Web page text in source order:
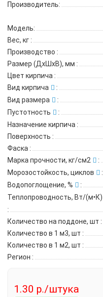
Производитель:
Модель:
Вес, кг :
Производство :
Размер (ДхШхВ), мм :
Цвет кирпича :
Вид кирпича
:
Вид размера
:
Пустотность
:
Назначение кирпича :
Поверхность :
Фаска :
Марка прочности, кг/см2
:
Морозостойкость, циклов
:
Водопоглощение, %
:
Теплопроводность, Вт/(м•К)
:
Количество на поддоне, шт :
Количество в 1 м3, шт :
Количество в 1 м2, шт :
Регион :
1.30 р./штука